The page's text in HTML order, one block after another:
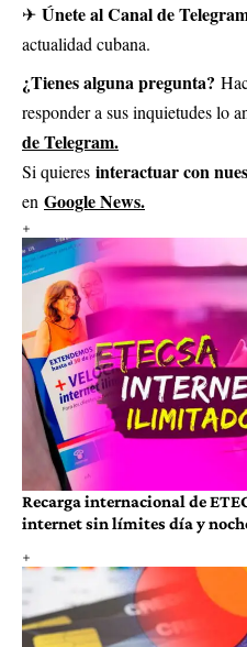
✈ Únete al Canal de
actualidad cubana.
¿Tienes alguna pregunta?
responder a sus inquietudes lo
de Telegram.
Si quieres interactuar con
en Google News.
Recarga internacional de
internet sin límites día y